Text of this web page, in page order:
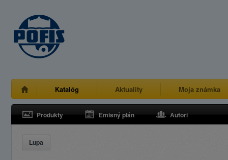
Katalóg Aktuality Moja známka
Produkty Emisný plán Autori
Lupa